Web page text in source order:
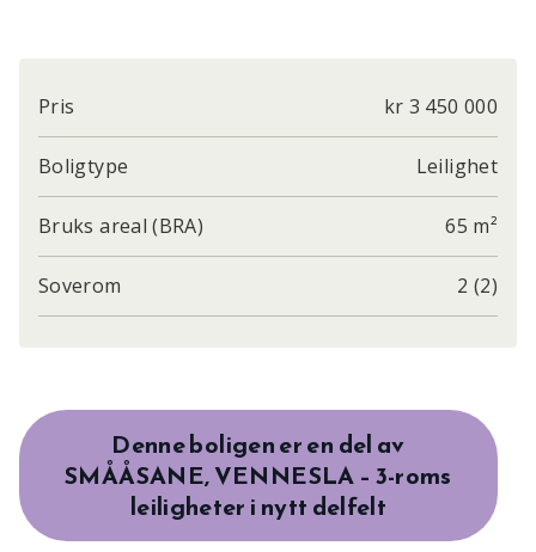
Pris kr 3 450 000
Boligtype Leilighet
Bruks areal (BRA) 65 m²
Soverom 2 (2)
Denne boligen er en del av
SMÅÅSANE, VENNESLA – 3-roms
leiligheter i nytt delfelt